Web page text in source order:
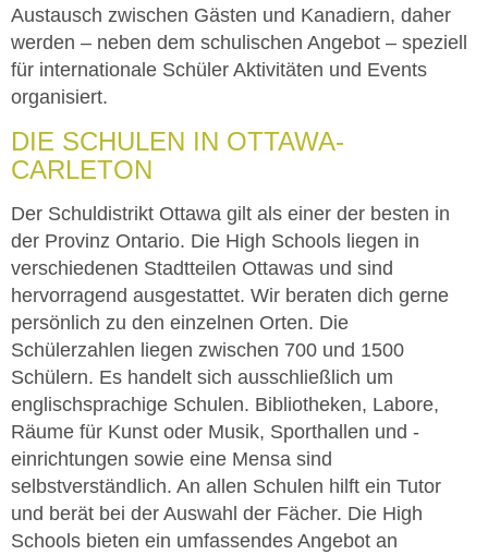
Austausch zwischen Gästen und Kanadiern, daher
werden – neben dem schulischen Angebot – speziell
für internationale Schüler Aktivitäten und Events
organisiert.
DIE SCHULEN IN OTTAWA-
CARLETON
Der Schuldistrikt Ottawa gilt als einer der besten in
der Provinz Ontario. Die High Schools liegen in
verschiedenen Stadtteilen Ottawas und sind
hervorragend ausgestattet. Wir beraten dich gerne
persönlich zu den einzelnen Orten. Die
Schülerzahlen liegen zwischen 700 und 1500
Schülern. Es handelt sich ausschließlich um
englischsprachige Schulen. Bibliotheken, Labore,
Räume für Kunst oder Musik, Sporthallen und -
einrichtungen sowie eine Mensa sind
selbstverständlich. An allen Schulen hilft ein Tutor
und berät bei der Auswahl der Fächer. Die High
Schools bieten ein umfassendes Angebot an